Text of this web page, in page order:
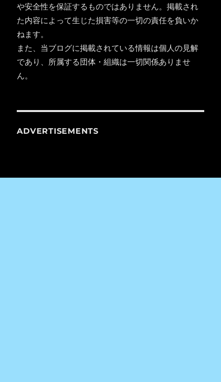
や安全性を保証するものではありません。掲載され
た内容によって生じた損害等の一切の責任を負いか
ねます。
また、当ブログに掲載されている情報は個人の見解
であり、所属する団体・組織は一切関係ありませ
ん。
ADVERTISEMENTS